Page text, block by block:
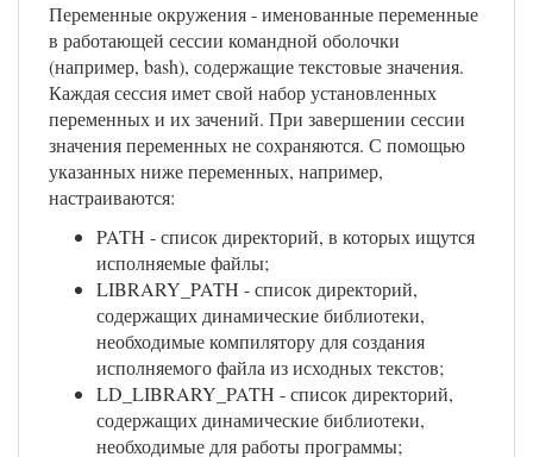
Переменные окружения - именованные переменные
в работающей сессии командной оболочки
(например, bash), содержащие текстовые значения.
Каждая сессия имет свой набор установленных
переменных и их зачений. При завершении сессии
значения переменных не сохраняются. С помощью
указанных ниже переменных, например,
настраиваются:
PATH - список директорий, в которых ищутся
исполняемые файлы;
LIBRARY_PATH - список директорий,
содержащих динамические библиотеки,
необходимые компилятору для создания
исполняемого файла из исходных текстов;
LD_LIBRARY_PATH - список директорий,
содержащих динамические библиотеки,
необходимые для работы программы;